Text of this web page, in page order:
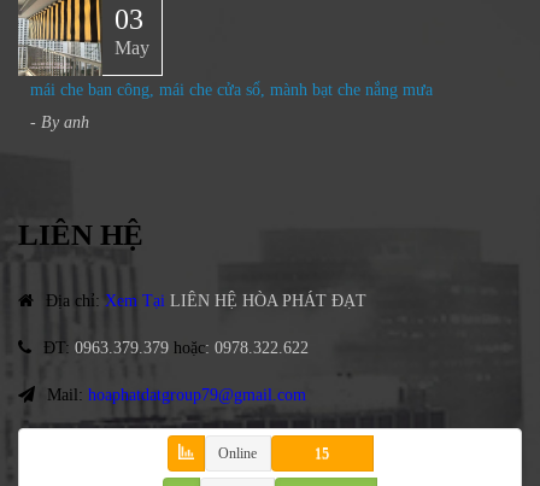
03
May
mái che ban công, mái che cửa sổ, mành bạt che nắng mưa
- By anh
LIÊN HỆ
Địa chỉ: Xem Tại LIÊN HỆ HÒA PHÁT ĐẠT
ĐT: 0963.379.379 hoặc: 0978.322.622
Mail: hoaphatdatgroup79@gmail.com
Online 15